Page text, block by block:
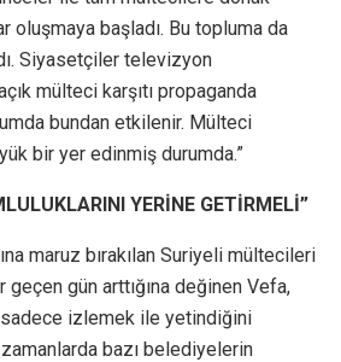
oluşmaya başladı. Bu topluma da
Siyasetçiler televizyon
mülteci karşıtı propaganda
bundan etkilenir. Mülteci
bir yer edinmiş durumda.”
YERİNE GETİRMELİ”
maruz bırakılan Suriyeli mültecileri
geçen gün arttığına değinen Vefa,
izlemek ile yetindiğini
bazı belediyelerin